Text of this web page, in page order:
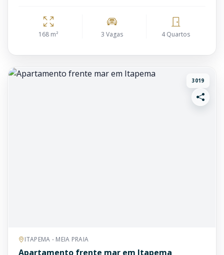
168 m² 3 Vagas 4 Quartos
3019
ITAPEMA - MEIA PRAIA
Apartamento frente mar em Itapema